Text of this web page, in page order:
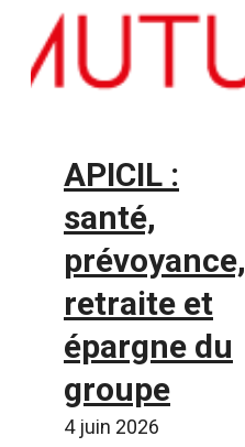
APICIL :
santé,
prévoyance,
retraite et
épargne du
groupe
4 juin 2026